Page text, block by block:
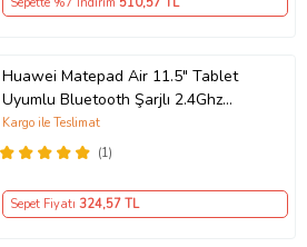
Huawei Matepad Air 11.5" Tablet
Uyumlu Bluetooth Şarjlı 2.4Ghz
Kablosuz Mouse Sessiz Tıklama
(Beyaz)
(1)
Kargo ile Teslimat
Sepet Fiyatı 324,57 TL